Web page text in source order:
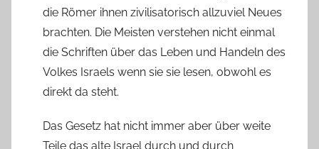
die Römer ihnen zivilisatorisch allzuviel Neues
brachten. Die Meisten verstehen nicht einmal
die Schriften über das Leben und Handeln des
Volkes Israels wenn sie sie lesen, obwohl es
direkt da steht.
Das Gesetz hat nicht immer aber über weite
Teile das alte Israel durch und durch